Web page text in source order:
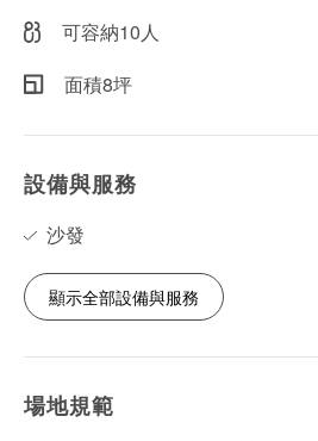
可容納10人
面積8坪
設備與服務
沙發
顯示全部設備與服務
場地規範